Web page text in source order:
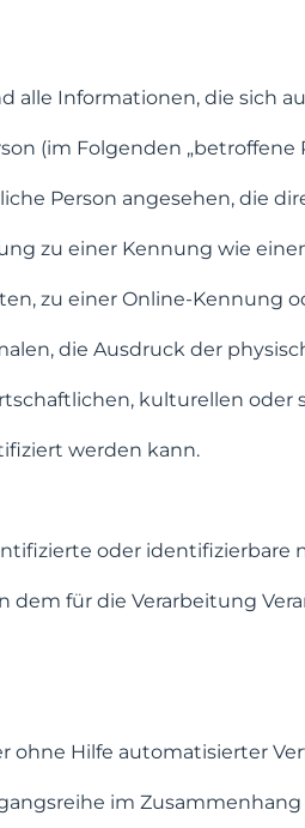
alle Informationen, die sich
(im Folgenden „betroffene
Person angesehen, die
zu einer Kennung wie
zu einer Online-Kennung
die Ausdruck der
kulturellen oder
werden kann.
oder identifizierbare
dem für die Verarbeitung
ohne Hilfe automatisierter
im